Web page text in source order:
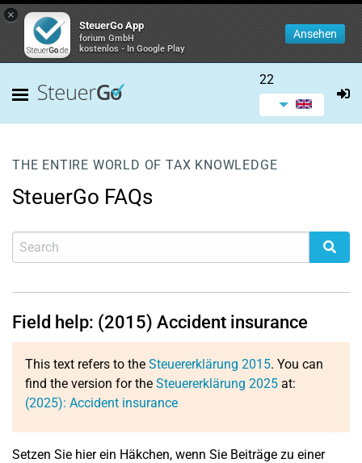
×
SteuerGo App
forium GmbH
kostenlos - In Google Play
Ansehen
22
THE ENTIRE WORLD OF TAX KNOWLEDGE
SteuerGo FAQs
Field help: (2015) Accident insurance
This text refers to the Steuererklärung 2015. You can
find the version for the Steuererklärung 2025 at:
(2025): Accident insurance
Setzen Sie hier ein Häkchen, wenn Sie Beiträge zu einer